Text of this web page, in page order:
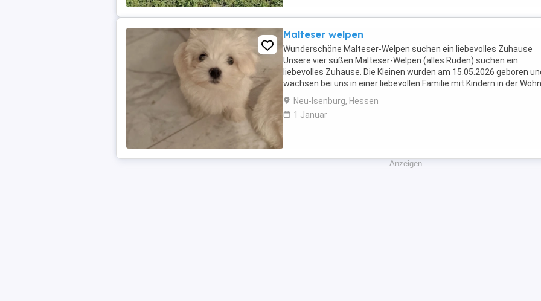
Malteser welpen
Wunderschöne Malteser-Welpen suchen ein liebevolles Zuhause
Unsere vier süßen Malteser-Welpen (alles Rüden) suchen ein
liebevolles Zuhause. Die Kleinen wurden am 15.05.2026 geboren
wachsen bei uns in einer liebevollen Familie mit Kindern in der
auf. Sie sind bestens sozialisiert, verspielt ...
Neu-Isenburg, Hessen
1 Januar
Anzeigen